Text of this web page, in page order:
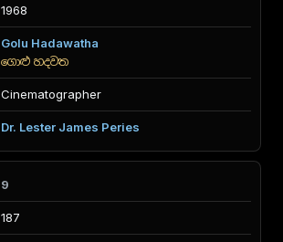
1968
Golu Hadawatha
ගොළු හදවත
Cinematographer
Dr. Lester James Peries
9
187